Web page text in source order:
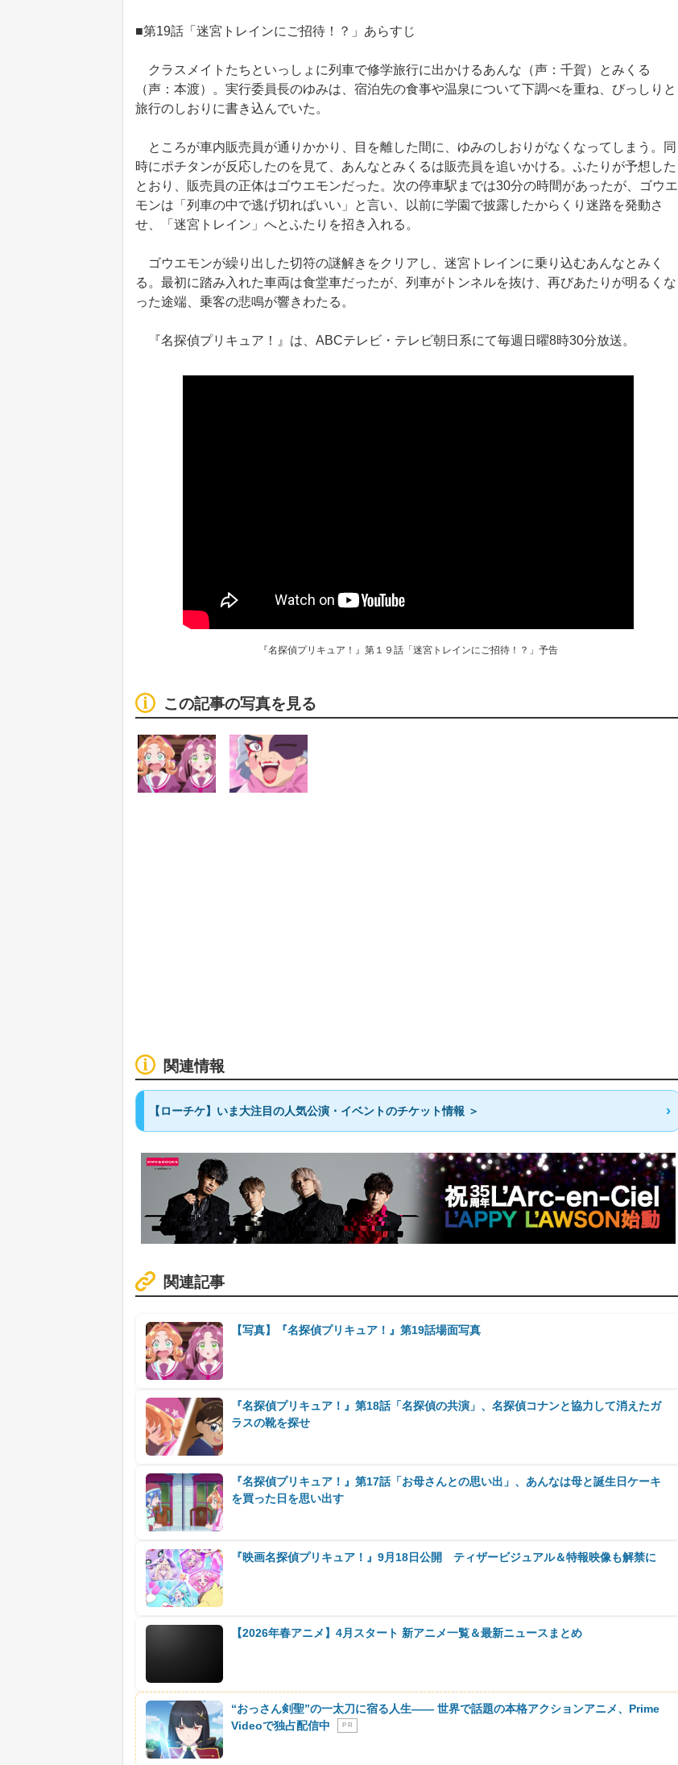
■第19話「迷宮トレインにご招待！？」あらすじ
クラスメイトたちといっしょに列車で修学旅行に出かけるあんな（声：千賀）とみくる
（声：本渡）。実行委員長のゆみは、宿泊先の食事や温泉について下調べを重ね、びっしりと
旅行のしおりに書き込んでいた。
ところが車内販売員が通りかかり、目を離した間に、ゆみのしおりがなくなってしまう。同
時にポチタンが反応したのを見て、あんなとみくるは販売員を追いかける。ふたりが予想した
とおり、販売員の正体はゴウエモンだった。次の停車駅までは30分の時間があったが、ゴウエ
モンは「列車の中で逃げ切ればいい」と言い、以前に学園で披露したからくり迷路を発動さ
せ、「迷宮トレイン」へとふたりを招き入れる。
ゴウエモンが繰り出した切符の謎解きをクリアし、迷宮トレインに乗り込むあんなとみく
る。最初に踏み入れた車両は食堂車だったが、列車がトンネルを抜け、再びあたりが明るくな
った途端、乗客の悲鳴が響きわたる。
『名探偵プリキュア！』は、ABCテレビ・テレビ朝日系にて毎週日曜8時30分放送。
『名探偵プリキュア！』第１９話「迷宮トレインにご招待！？」予告
この記事の写真を見る
関連情報
【ローチケ】いま大注目の人気公演・イベントのチケット情報 ＞
関連記事
【写真】『名探偵プリキュア！』第19話場面写真
『名探偵プリキュア！』第18話「名探偵の共演」、名探偵コナンと協力して消えたガ
ラスの靴を探せ
『名探偵プリキュア！』第17話「お母さんとの思い出」、あんなは母と誕生日ケーキ
を買った日を思い出す
『映画名探偵プリキュア！』9月18日公開 ティザービジュアル＆特報映像も解禁に
【2026年春アニメ】4月スタート 新アニメ一覧＆最新ニュースまとめ
“おっさん剣聖”の一太刀に宿る人生―― 世界で話題の本格アクションアニメ、Prime
Videoで独占配信中
P R